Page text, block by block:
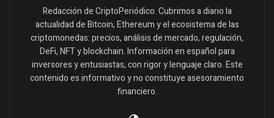
Redacción de CriptoPeriódico. Cubrimos a diario la
actualidad de Bitcoin, Ethereum y el ecosistema de las
criptomonedas: precios, análisis de mercado, regulación,
DeFi, NFT y blockchain. Información en español para
inversores y entusiastas, con rigor y lenguaje claro. Este
contenido es informativo y no constituye asesoramiento
financiero.